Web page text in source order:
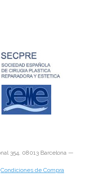
354, 08013 Barcelona —
Condiciones de Compra